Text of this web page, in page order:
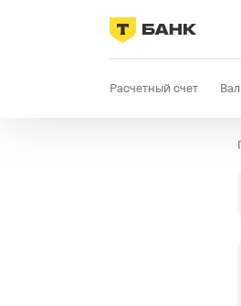
Расчетный счет